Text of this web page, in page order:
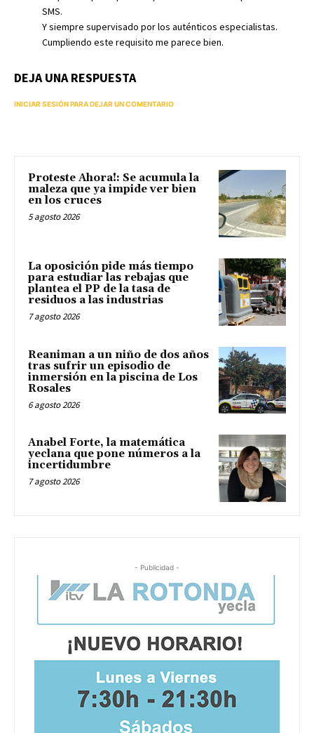
SMS.
Y siempre supervisado por los auténticos especialistas.
Cumpliendo este requisito me parece bien.
DEJA UNA RESPUESTA
INICIAR SESIÓN PARA DEJAR UN COMENTARIO
Proteste Ahora!: Se acumula la
maleza que ya impide ver bien
en los cruces
5 agosto 2026
La oposición pide más tiempo
para estudiar las rebajas que
plantea el PP de la tasa de
residuos a las industrias
7 agosto 2026
Reaniman a un niño de dos años
tras sufrir un episodio de
inmersión en la piscina de Los
Rosales
6 agosto 2026
Anabel Forte, la matemática
yeclana que pone números a la
incertidumbre
7 agosto 2026
- Publicidad -